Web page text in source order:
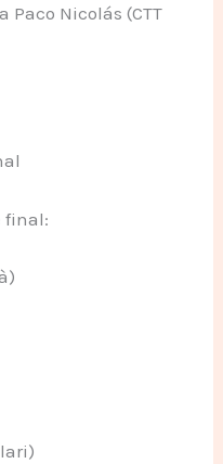
Paco Nicolás (CTT
final: